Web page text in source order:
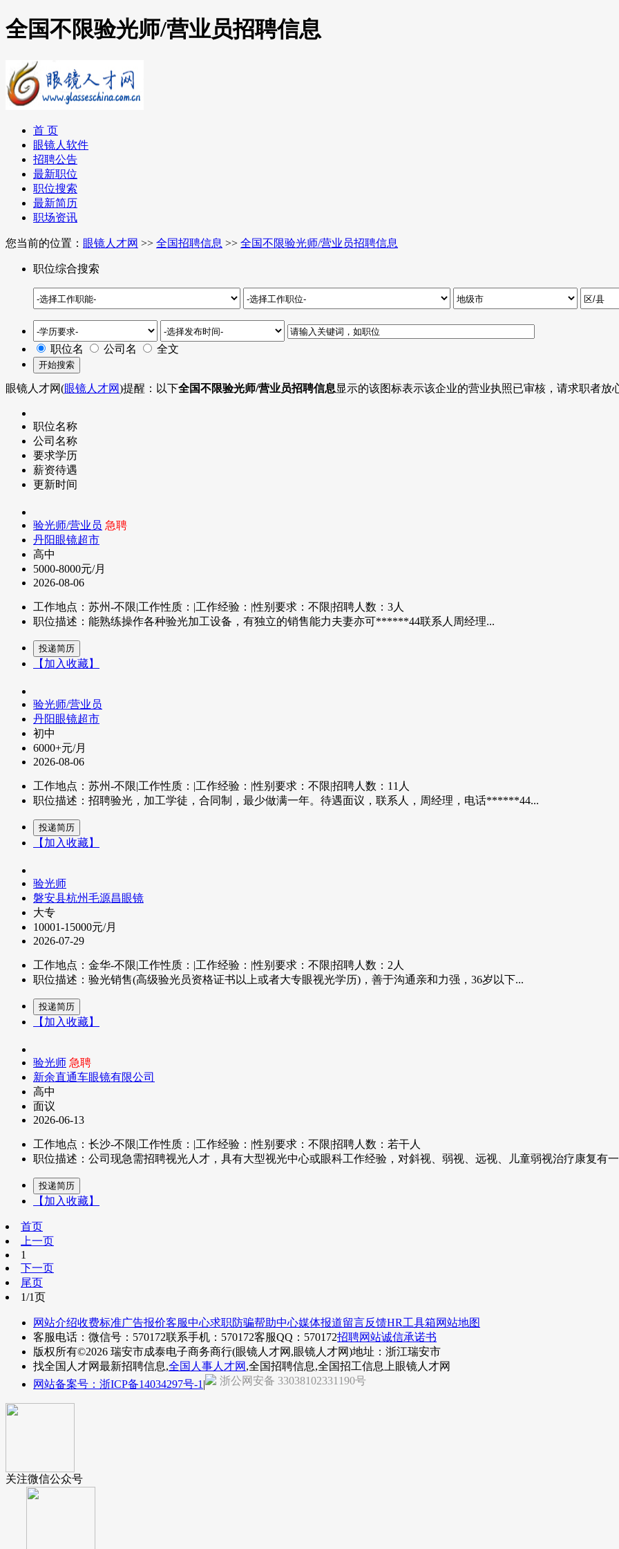
全国不限验光师/营业员招聘信息
首 页
眼镜人软件
招聘公告
最新职位
职位搜索
最新简历
职场资讯
您当前的位置： 眼镜人才网 >> 全国招聘信息 >> 全国不限验光师/营业员招聘信息
职位综合搜索
职位名 公司名 全文
眼镜人才网(眼镜人才网)提醒：以下全国不限验光师/营业员招聘信息显示的该图标表示该企业的营业执照已审核，请求职者放
职位名称
公司名称
要求学历
薪资待遇
更新时间
验光师/营业员 急聘
丹阳眼镜超市
高中
5000-8000元/月
2026-08-06
工作地点：苏州-不限|工作性质： |工作经验： |性别要求：不限|招聘人数：3人
职位描述：能熟练操作各种验光加工设备，有独立的销售能力夫妻亦可******44联系人周经理...
【加入收藏】
验光师/营业员
丹阳眼镜超市
初中
6000+元/月
2026-08-06
工作地点：苏州-不限|工作性质： |工作经验： |性别要求：不限|招聘人数：11人
职位描述：招聘验光，加工学徒，合同制，最少做满一年。待遇面议，联系人，周经理，电话******44...
【加入收藏】
验光师
磐安县杭州毛源昌眼镜
大专
10001-15000元/月
2026-07-29
工作地点：金华-不限|工作性质： |工作经验： |性别要求：不限|招聘人数：2人
职位描述：验光销售(高级验光员资格证书以上或者大专眼视光学历)，善于沟通亲和力强，36岁以下...
【加入收藏】
验光师 急聘
新余直通车眼镜有限公司
高中
面议
2026-06-13
工作地点：长沙-不限|工作性质： |工作经验： |性别要求：不限|招聘人数：若干人
职位描述：公司现急需招聘视光人才，具有大型视光中心或眼科工作经验，对斜视、弱视、远视、儿童弱视治疗康复有
【加入收藏】
首页
上一页
1
下一页
尾页
1/1页
网站介绍收费标准广告报价客服中心求职防骗帮助中心媒体报道留言反馈HR工具箱网站地图
客服电话：微信号：570172联系手机：570172客服QQ：570172招聘网站诚信承诺书
版权所有©2026 瑞安市成泰电子商务商行(眼镜人才网,眼镜人才网)地址：浙江瑞安市
找全国人才网最新招聘信息,全国人事人才网 ,全国招聘信息,全国招工信息上眼镜人才网
网站备案号：浙ICP备14034297号-1 | 浙公网安备 33038102331190号
关注微信公众号